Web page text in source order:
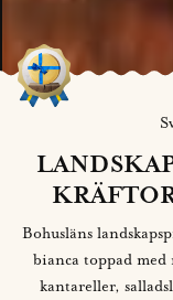
Bohusläns
bianca toppad med
kantareller,